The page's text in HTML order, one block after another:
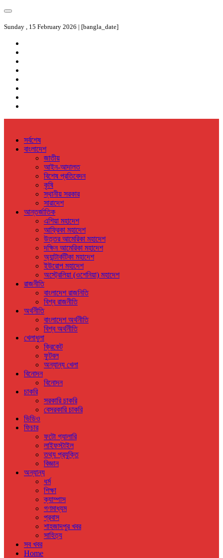
Sunday , 15 February 2026 | [bangla_date]
সর্বশেষ
বাংলাদেশ
জাতীয়
আইন-আদালত
বিশেষ প্রতিবেদন
কৃষি
স্থানীয় সরকার
সারাদেশ
আন্তর্জাতিক
এশিয়া মহাদেশ
আফ্রিকা মহাদেশ
উত্তর আমেরিকা মহাদেশ
দক্ষিন আমেরিকা মহাদেশ
অ্যান্টার্কটিকা মহাদেশ
ইউরোপ মহাদেশ
অস্ট্রেলিয়া (ওশেনিয়া) মহাদেশ
রাজনীতি
বাংলাদেশ রাজনিতি
বিশ্ব রাজনীতি
অর্থনীতি
বাংলাদেশ অর্থনীতি
বিশ্ব অর্থনীতি
খেলাধুলা
ক্রিকেট
ফুটবল
অন্যান্য খেলা
বিনোদন
বিনোদন
চাকরি
সরকারি চাকরি
বেসরকারি চাকরি
ভিডিও
ফিচার
ফটো গ্যালারি
লাইফস্টাইল
তথ্য প্রযুক্তি
বিজ্ঞান
অন্যান্য
ধর্ম
শিক্ষা
ক্যাম্পাস
গণমাধ্যম
প্রবাস
শাহজাদপুর খবর
সাহিত্য
সব খবর
Home